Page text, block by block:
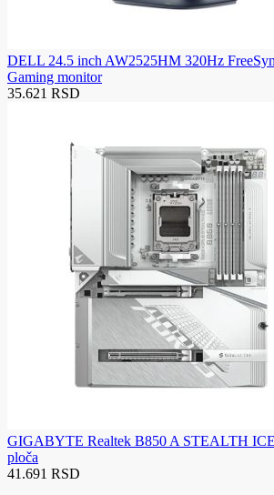
DELL 24.5 inch AW2525HM 320Hz
Gaming monitor
35.621 RSD
GIGABYTE Realtek B850 A STEALTH ICE
ploča
41.691 RSD